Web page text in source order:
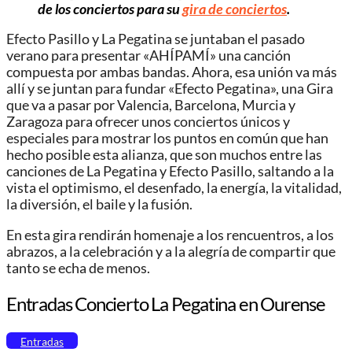
de los conciertos para sugira de conciertos.
Efecto Pasillo y La Pegatina se juntaban el pasado
verano para presentar «AHÍPAMÍ» una canción
compuesta por ambas bandas. Ahora, esa unión va más
allí y se juntan para fundar «Efecto Pegatina», una Gira
que va a pasar por Valencia, Barcelona, Murcia y
Zaragoza para ofrecer unos conciertos únicos y
especiales para mostrar los puntos en común que han
hecho posible esta alianza, que son muchos entre las
canciones de La Pegatina y Efecto Pasillo, saltando a la
vista el optimismo, el desenfado, la energía, la vitalidad,
la diversión, el baile y la fusión.
En esta gira rendirán homenaje a los rencuentros, a los
abrazos, a la celebración y a la alegría de compartir que
tanto se echa de menos.
Entradas Concierto La Pegatina en Ourense
Entradas